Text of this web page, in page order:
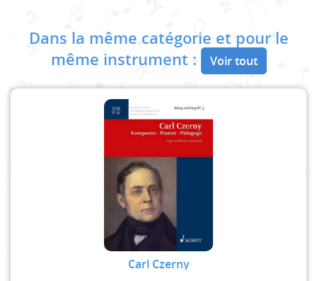
Dans la même catégorie et pour le
même instrument :
Voir tout
Carl Czerny